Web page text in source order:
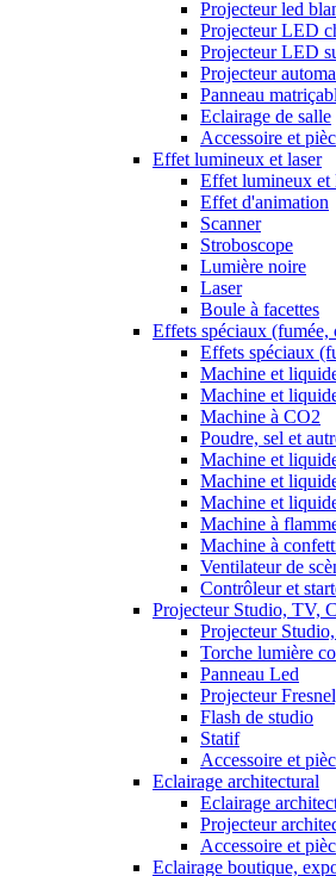
Projecteur led
Projecteur LED
Projecteur LED
Projecteur
Panneau
Eclairage de salle
Accessoire et
Effet lumineux et laser
Effet lumineux et
Effet d'animation
Scanner
Stroboscope
Lumière noire
Laser
Boule à facettes
Effets spéciaux (fumée,
Effets spéciaux
Machine et
Machine et
Machine à CO2
Poudre, sel et
Machine et
Machine et
Machine et
Machine à
Machine à
Ventilateur de
Contrôleur et
Projecteur Studio, TV,
Projecteur
Torche lumière
Panneau Led
Projecteur
Flash de studio
Statif
Accessoire et
Eclairage architectural
Eclairage
Projecteur
Accessoire et
Eclairage boutique,